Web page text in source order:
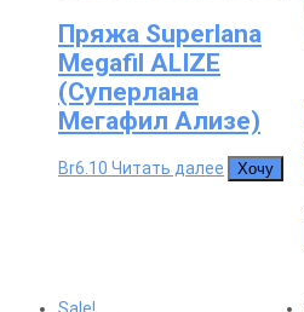
Пряжа Superlana
Megafil ALIZE
(Суперлана
Мегафил Ализе)
Br6.10 Читать далее Этот
товар
Хочу